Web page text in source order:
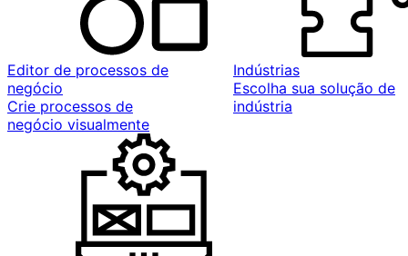
Editor de processos de
negócio
Crie processos de
negócio visualmente
Indústrias
Escolha sua solução de
indústria